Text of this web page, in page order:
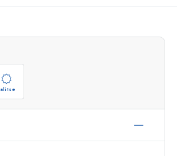
Lasipurkit
Tutustu nyt
Osta nyt